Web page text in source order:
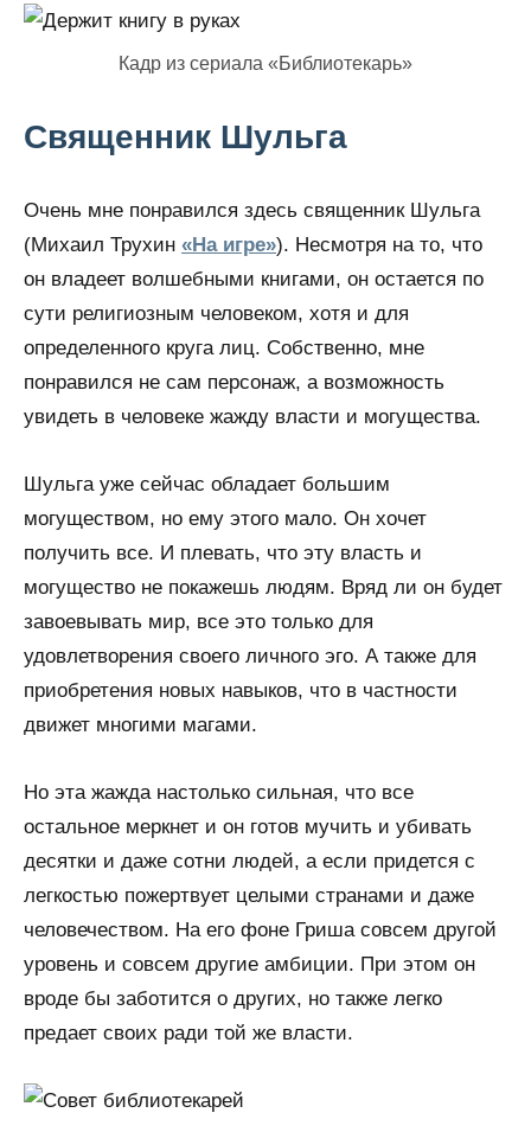
Кадр из сериала «Библиотекарь»
Священник Шульга
Очень мне понравился здесь священник Шульга
(Михаил Трухин «На игре»). Несмотря на то, что
он владеет волшебными книгами, он остается по
сути религиозным человеком, хотя и для
определенного круга лиц. Собственно, мне
понравился не сам персонаж, а возможность
увидеть в человеке жажду власти и могущества.
Шульга уже сейчас обладает большим
могуществом, но ему этого мало. Он хочет
получить все. И плевать, что эту власть и
могущество не покажешь людям. Вряд ли он будет
завоевывать мир, все это только для
удовлетворения своего личного эго. А также для
приобретения новых навыков, что в частности
движет многими магами.
Но эта жажда настолько сильная, что все
остальное меркнет и он готов мучить и убивать
десятки и даже сотни людей, а если придется с
легкостью пожертвует целыми странами и даже
человечеством. На его фоне Гриша совсем другой
уровень и совсем другие амбиции. При этом он
вроде бы заботится о других, но также легко
предает своих ради той же власти.